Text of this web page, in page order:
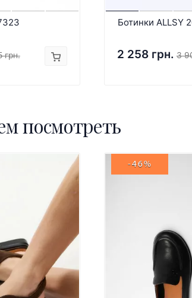
грн.
Ботинки ALLSY
2 258 грн. 3
посмотреть
-46%